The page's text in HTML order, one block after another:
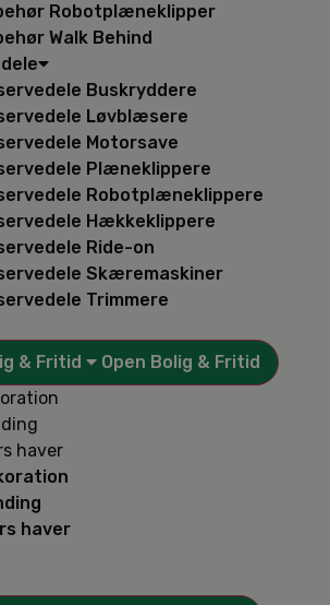
Robotplæneklipper
Walk Behind
Buskryddere
Løvblæsere
Motorsave
Plæneklippere
Robotplæneklippere
Hækkeklippere
Ride-on
Skæremaskiner
Trimmere
& Fritid
Open Bolig & Fritid
haver
haver